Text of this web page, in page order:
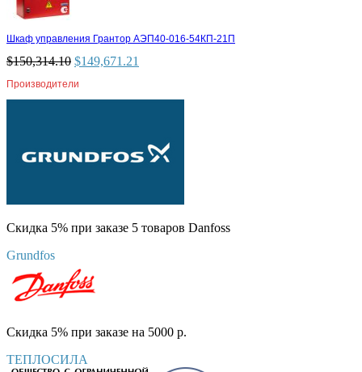
Шкаф управления Грантор АЭП40-016-54КП-21П
$150,314.10 $149,671.21
Производители
Скидка 5% при заказе 5 товаров Danfoss
Grundfos
Скидка 5% при заказе на 5000 р.
ТЕПЛОСИЛА